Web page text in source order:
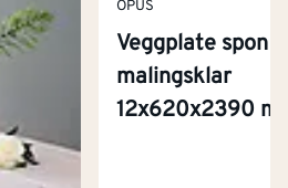
OPUS
Veggplate spon
malingsklar
12x620x2390